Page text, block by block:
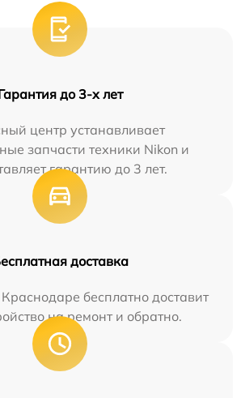
до 3-х лет
центр устанавливает
запчасти техники Nikon и
гарантию до 3 лет.
доставка
бесплатно доставит
на ремонт и обратно.